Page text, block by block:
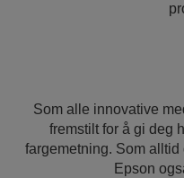
Som alle innovative
fremstilt for å gi deg
fargemetning. Som
Epson